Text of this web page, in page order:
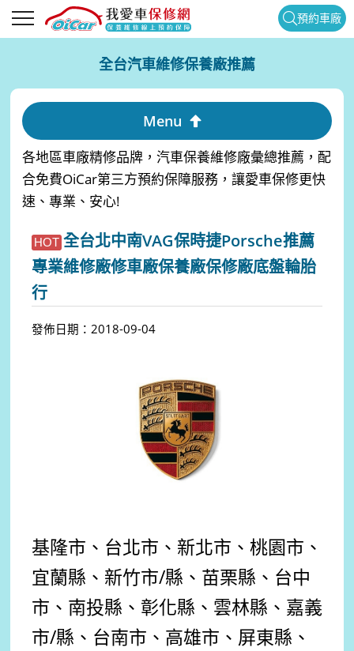
預約車廠
全台汽車維修保養廠推薦
Menu
各地區車廠精修品牌，汽車保養維修廠彙總推薦，配
合免費OiCar第三方預約保障服務，讓愛車保修更快
速、專業、安心!
HOT 全台北中南VAG保時捷Porsche推薦
專業維修廠修車廠保養廠保修廠底盤輪胎
行
發佈日期：2018-09-04
基隆市、台北市、新北市、桃園市、
宜蘭縣、新竹市/縣、苗栗縣、台中
市、南投縣、彰化縣、雲林縣、嘉義
市/縣、台南市、高雄市、屏東縣、